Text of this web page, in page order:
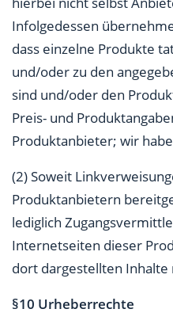
Infolgedessen
dass einzelne Produkte
und/oder zu den
sind und/oder den
Preis- und
Produktanbieter; wir
(2) Soweit
Produktanbietern
lediglich
Internetseiten dieser
dort dargestellten
§10 Urheberrechte